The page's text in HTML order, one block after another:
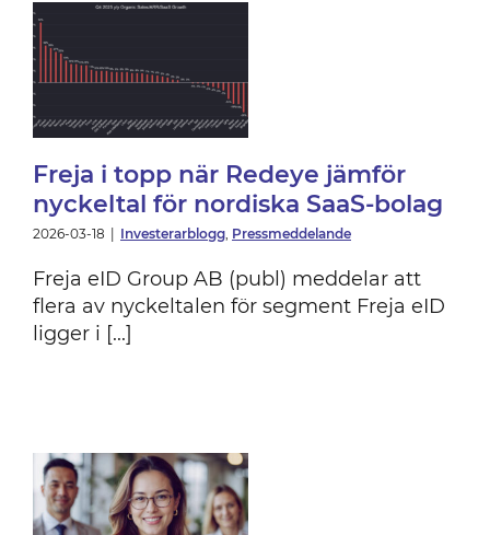
Freja i topp när Redeye jämför
nyckeltal för nordiska SaaS-bolag
2026-03-18 Investerarblogg, Pressmeddelande
Freja eID Group AB (publ) meddelar att
flera av nyckeltalen för segment Freja eID
ligger i [...]